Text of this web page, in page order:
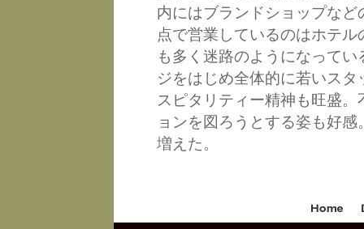
内にはブランドショップな
点で営業しているのはホテ
も多く迷路のようになって
ジをはじめ全体的に若いス
スピタリティー精神も旺盛
ョンを図ろうとする姿も好
増えた。